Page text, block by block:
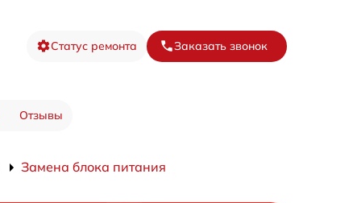
Статус ремонта Заказать звонок
Отзывы
Замена блока питания